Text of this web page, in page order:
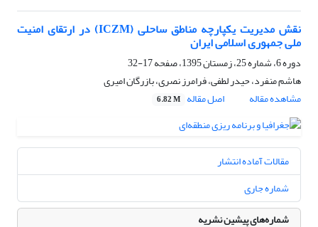
نقش مدیریت یکپارچه مناطق ساحلی (ICZM) در ارتقای امنیت
ملی جمهوری اسلامی ایران
دوره 6، شماره 25، زمستان 1395، صفحه
17-32
هاشم منفرد، حیدر لطفی، فرامرز نصری، بازرگان امیری
مشاهده مقاله
اصل مقاله 6.82 M
مقالات آماده انتشار
شماره جاری
شماره‌های پیشین نشریه